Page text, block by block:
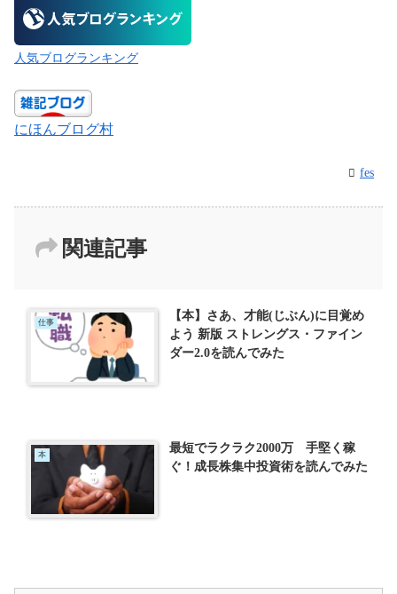
人気ブログランキング
にほんブログ村
fes
関連記事
仕事
【本】さあ、才能(じぶん)に目覚め
よう 新版 ストレングス・ファイン
ダー2.0を読んでみた
本
最短でラクラク2000万 手堅く稼
ぐ！成長株集中投資術を読んでみた